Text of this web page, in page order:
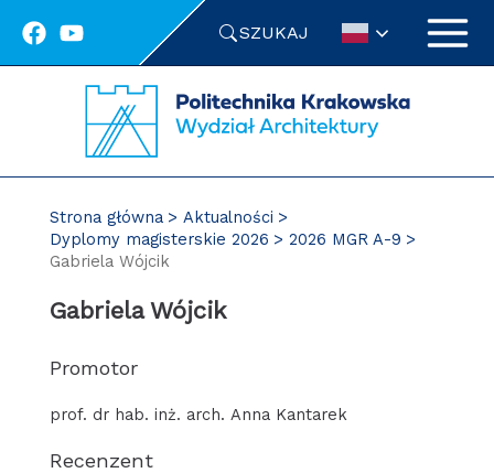
SZUKAJ
Strona główna
Aktualności
Dyplomy magisterskie 2026
2026 MGR A-9
Gabriela Wójcik
Gabriela Wójcik
Promotor
prof. dr hab. inż. arch. Anna Kantarek
Recenzent